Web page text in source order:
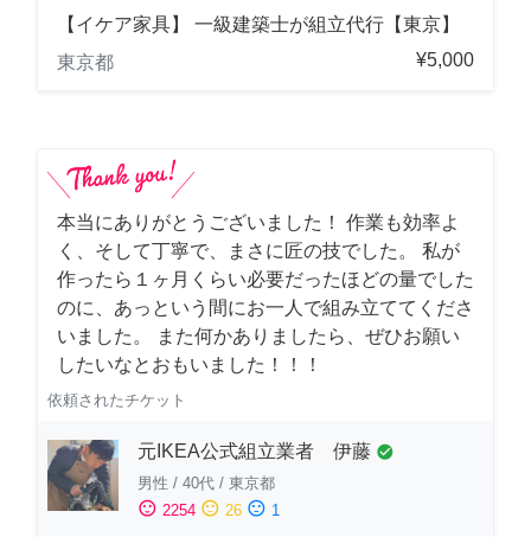
【イケア家具】 一級建築士が組立代行【東京】
東京都
¥5,000
本当にありがとうございました！ 作業も効率よ
く、そして丁寧で、まさに匠の技でした。 私が
作ったら１ヶ月くらい必要だったほどの量でした
のに、あっという間にお一人で組み立ててくださ
いました。 また何かありましたら、ぜひお願い
したいなとおもいました！！！
依頼されたチケット
元IKEA公式組立業者 伊藤 check_circle
男性 / 40代 / 東京都
sentiment_satisfied 2254 sentiment_neutral 26 sentiment_dissatisfied 1